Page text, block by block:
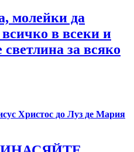
молейки да
в всеки и
светлина за всяко
Христос до Луз де Мария